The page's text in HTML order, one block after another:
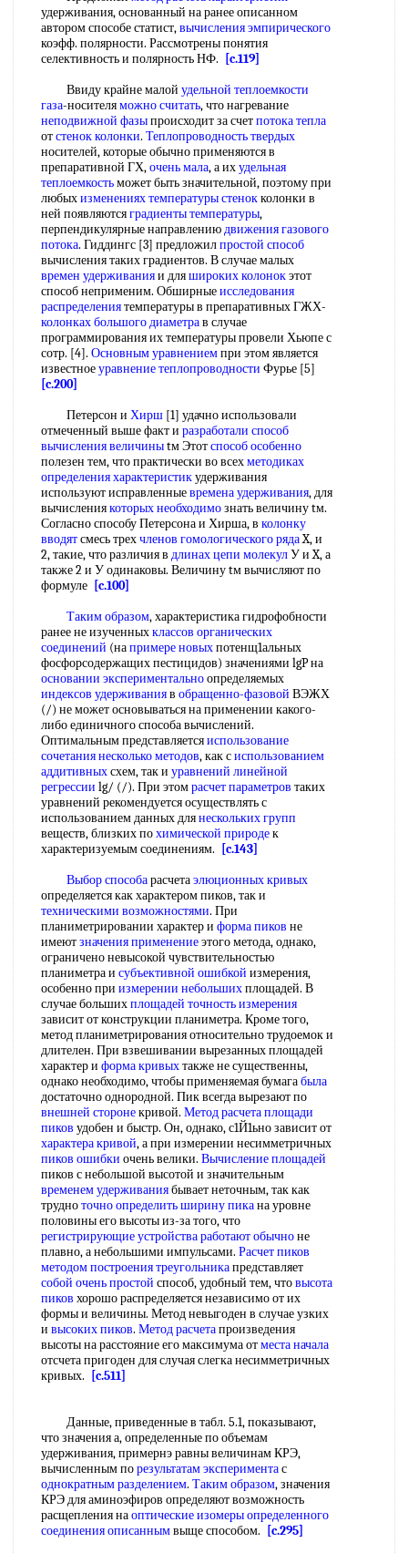
удерживания, основанный на ранее описанном
автором способе статист,вычисления эмпирического
коэфф. полярности. Рассмотрены понятия
селективность и полярность НФ.
[c.119]
Ввиду крайне малой удельной теплоемкости
газа-носителяможно считать, что нагревание
неподвижной фазыпроисходит за счетпотока тепла
отстенок колонки. Теплопроводность твердых
носителей, которые обычно применяются в
препаративной ГХ,очень мала, а ихудельная
теплоемкостьможет быть значительной, поэтому при
любыхизменениях температуры стенокколонки в
ней появляютсяградиенты температуры,
перпендикулярные направлениюдвижения газового
потока. Гиддингс [3] предложилпростой способ
вычисления таких градиентов. В случае малых
времен удерживанияи дляшироких колонокэтот
способ неприменим. Обширныеисследования
распределениятемпературы в препаративных ГЖХ-
колонках большого диаметрав случае
программирования их температуры провели Хьюпе с
сотр. [4]. Основным уравнениемпри этом является
известноеуравнение теплопроводности Фурье [5]
[c.200]
Петерсон и Хирш [1] удачно использовали
отмеченный выше факт и разработали способ
вычисления величиныtм Этотспособ особенно
полезен тем, что практически во всехметодиках
определения характеристикудерживания
используют исправленныевремена удерживания, для
вычислениякоторых необходимознать величину tм.
Согласно способу Петерсона и Хирша, в колонку
вводятсмесь трехчленов гомологического рядаX, и
2, такие, что различия в длинах цепи молекулУ и X, а
также 2 и У одинаковы. Величину tм вычисляют по
формуле [c.100]
Таким образом, характеристика гидрофобности
ранее не изученныхклассов органических
соединений (напримере новыхпотенщ1альных
фосфорсодержащих пестицидов) значениями lgP на
основании экспериментальноопределяемых
индексов удерживанияв обращенно-фазовой ВЭЖХ
(/) не может основываться на применении какого-
либо единичного способа вычислений.
Оптимальным представляетсяиспользование
сочетаниянесколько методов, как сиспользованием
аддитивныхсхем, так и уравнений линейной
регрессии lg/ (/). При этомрасчет параметров таких
уравнений рекомендуется осуществлять с
использованием данных длянескольких групп
веществ, близких похимической природек
характеризуемым соединениям.
[c.143]
Выбор способарасчетаэлюционных кривых
определяется как характером пиков, так и
техническими возможностями. При
планиметрировании характер и форма пиков не
имеютзначения применениеэтого метода, однако,
ограничено невысокой чувствительностью
планиметра и субъективной ошибкой измерения,
особенно при измерении небольшихплощадей. В
случае большихплощадей точность измерения
зависит от конструкции планиметра. Кроме того,
метод планиметрирования относительно трудоемок и
длителен. При взвешивании вырезанных площадей
характер и форма кривыхтакже не существенны,
однако необходимо, чтобы применяемая бумагабыла
достаточно однородной. Пик всегда вырезают по
внешней сторонекривой. Метод расчета площади
пиков удобен и быстр. Он, однако, с1Й1ьно зависит от
характера кривой, а при измерении несимметричных
пиков ошибки очень велики. Вычисление площадей
пиков с небольшой высотой и значительным
временем удерживаниябывает неточным, так как
трудноточно определитьширину пикана уровне
половины его высоты из-за того, что
регистрирующие устройстваработают обычноне
плавно, а небольшими импульсами. Расчет пиков
методомпостроения треугольникапредставляет
собой очень простой способ, удобный тем, чтовысота
пиков хорошо распределяется независимо от их
формы и величины. Метод невыгоден в случае узких
и высоких пиков. Метод расчетапроизведения
высоты на расстояние его максимума отместа начала
отсчета пригоден для случая слегка несимметричных
кривых.
[c.511]
Данные, приведенные в табл. 5.1, показывают,
что значения а, определенные по объемам
удерживания, примернэ равны величинам КРЭ,
вычисленным порезультатам экспериментас
однократным разделением. Таким образом, значения
КРЭ для аминоэфиров определяют возможность
расщепления наоптические изомеры определенного
соединения описаннымвыще способом.
[c.295]